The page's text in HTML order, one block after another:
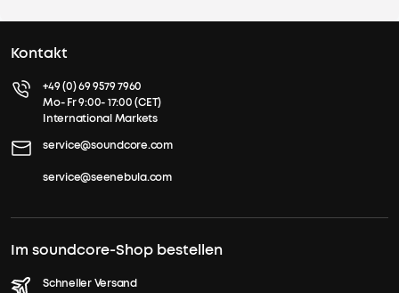
Kontakt
+49 (0) 69 9579 7960
Mo- Fr 9:00- 17:00 (CET)
International Markets
service@soundcore.com
service@seenebula.com
Im soundcore-Shop bestellen
Schneller Versand